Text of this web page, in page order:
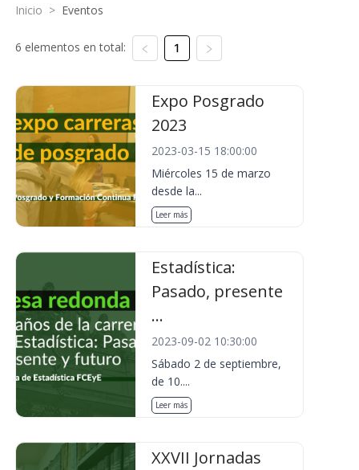
Inicio > Eventos
6 elementos en total: 1
Expo Posgrado
2023
2023-03-15 18:00:00
Miércoles 15 de marzo
desde la...
Leer más
Estadística:
Pasado, presente
...
2023-09-02 10:30:00
Sábado 2 de septiembre,
de 10....
Leer más
XXVII Jornadas